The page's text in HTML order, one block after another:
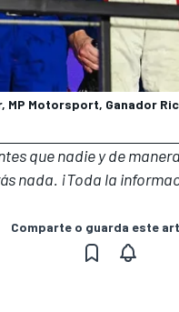
MP Motorsport, Ganador
que nadie y de
nada. ¡Toda la
Comparte o guarda este